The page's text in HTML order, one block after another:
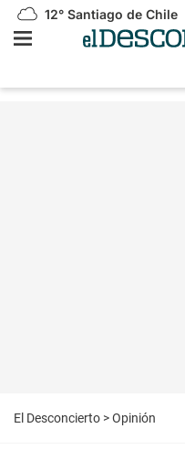
12° Santiago de Chile
El Desconcierto >Opinión